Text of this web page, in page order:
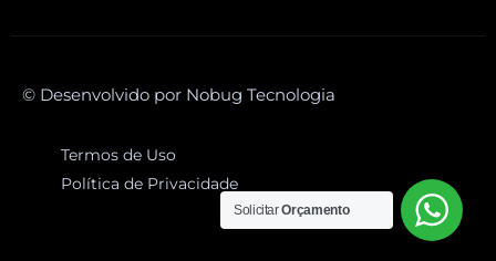
© Desenvolvido por Nobug Tecnologia
Termos de Uso
Política de Privacidade
SolicitarOrçamento